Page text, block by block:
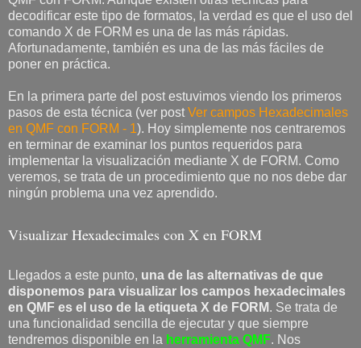
decodificar este tipo de formatos, la verdad es que el uso del
comando X de FORM es una de las más rápidas.
Afortunadamente, también es una de las más fáciles de
poner en práctica.
En la primera parte del post estuvimos viendo los primeros
pasos de esta técnica (ver post Ver campos Hexadecimales
en QMF con FORM - 1). Hoy simplemente nos centraremos
en terminar de examinar los puntos requeridos para
implementar la visualización mediante X de FORM. Como
veremos, se trata de un procedimiento que no nos debe dar
ningún problema una vez aprendido.
Visualizar Hexadecimales con X en FORM
Llegados a este punto, una de las alternativas de que
disponemos para visualizar los campos hexadecimales
en QMF es el uso de la etiqueta X de FORM. Se trata de
una funcionalidad sencilla de ejecutar y que siempre
tendremos disponible en la herramienta QMF. Nos